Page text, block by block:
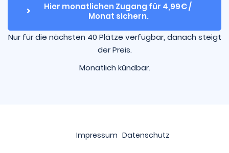
Hier monatlichen Zugang für 4,99€ /
Monat sichern.
Nur für die nächsten 40 Plätze verfügbar, danach steigt
der Preis.
Monatlich kündbar.
Impressum Datenschutz